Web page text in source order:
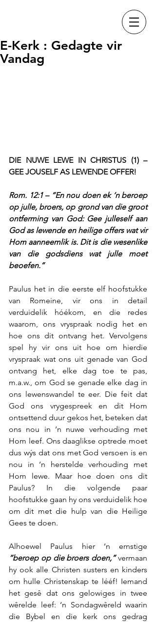
E-Kerk : Gedagte vir
Vandag
DIE NUWE LEWE IN CHRISTUS (1) –
GEE JOUSELF AS LEWENDE OFFER!
Rom. 12:1 – “En nou doen ek ‘n beroep
op julle, broers, op grond van die groot
ontferming van God: Gee julleself aan
God as lewende en heilige offers wat vir
Hom aanneemlik is. Dit is die wesenlike
van die godsdiens wat julle moet
beoefen.”
Paulus het in die eerste elf hoofstukke
van Romeine, vir ons in detail
verduidelik hóékom, en die redes
waarom, ons vryspraak nodig het en
hoe ons dit ontvang het. Vervolgens
spel hy vir ons uit hoe om hierdie
vryspraak wat ons uit genade van God
ontvang het, elke dag toe te pas,
m.a.w., om God se genade elke dag in
ons lewenswandel te eer. Die feit dat
God ons vrygespreek en dit Hom
ontsettend duur gekos het, beteken dat
ons nou in ‘n nuwe verhouding met
Hom leef. Ons daaglikse optrede moet
dus wýs dat ons met God versoen is en
nou in ‘n herstelde verhouding met
Hom lewe. Maar hoe doen ons dit
Paulus? In die volgende paar
hoofstukke gaan hy ons verduidelik hoe
om dit met die hulp van die Heilige
Gees te doen.
“beroep op die broers doen,” vermaan
hy ook alle Christen susters en kinders
om hulle Christenskap te lééf! Iemand
het gesê dat ons gelowiges in twee
wêrelde leef: ‘n Sondagwêreld waarin
die Bybel en die kerk ons gedrag